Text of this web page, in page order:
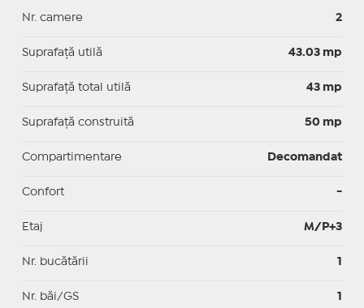
Nr. camere 2
Suprafaţă utilă 43.03 mp
Suprafaţă total utilă 43 mp
Suprafaţă construită 50 mp
Compartimentare Decomandat
Confort -
Etaj M/P+3
Nr. bucătării 1
Nr. băi/GS 1